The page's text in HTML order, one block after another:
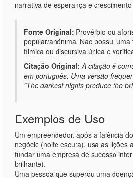
narrativa de esperança e
Fonte Original: Provérbio ou
popular/anónima. Não possui uma
fílmica ou discursiva única e
Citação Original: A citação é
em português. Uma versão
"The darkest nights produce the
Exemplos de Uso
Um empreendedor, após a falência
negócio (noite escura), usa as lições
fundar uma empresa de sucesso
brilhante).
Uma pessoa que superou uma